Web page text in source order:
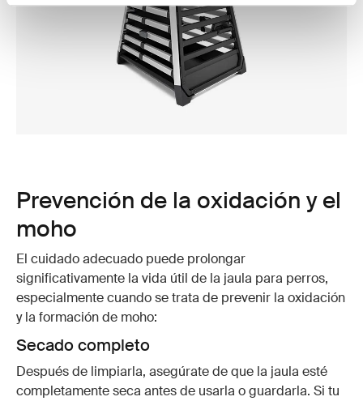
Prevención de la oxidación y el
moho
El cuidado adecuado puede prolongar
significativamente la vida útil de la jaula para perros,
especialmente cuando se trata de prevenir la oxidación
y la formación de moho:
Secado completo
Después de limpiarla, asegúrate de que la jaula esté
completamente seca antes de usarla o guardarla. Si tu